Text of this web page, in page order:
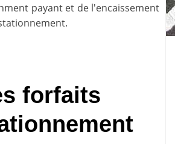
payant et de l'encaissement
forfaits